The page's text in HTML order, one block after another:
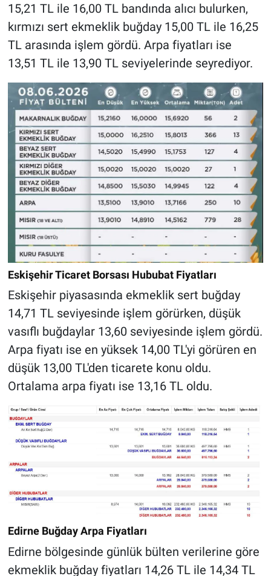
15,21 TL ile 16,00 TL bandında alıcı bulurken,
kırmızı sert ekmeklik buğday 15,00 TL ile 16,25
TL arasında işlem gördü. Arpa fiyatları ise
13,51 TL ile 13,90 TL seviyelerinde seyrediyor.
Eskişehir Ticaret Borsası Hububat Fiyatları
Eskişehir piyasasında ekmeklik sert buğday
14,71 TL seviyesinde işlem görürken, düşük
vasıflı buğdaylar 13,60 seviyesinde işlem gördü.
Arpa fiyatı ise en yüksek 14,00 TL'yi görüren en
düşük 13,00 TL'den ticarete konu oldu.
Ortalama arpa fiyatı ise 13,16 TL oldu.
Edirne Buğday Arpa Fiyatları
Edirne bölgesinde günlük bülten verilerine göre
ekmeklik buğday fiyatları 14,26 TL ile 14,34 TL